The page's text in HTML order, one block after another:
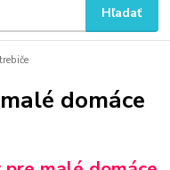
Hľadať
domáce